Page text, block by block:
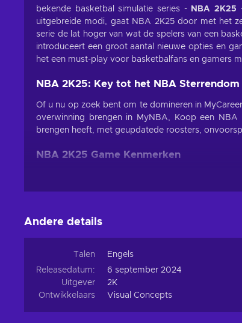
bekende basketbal simulatie series -
NBA 2K25
uitgebreide modi, gaat NBA 2K25 door met het
serie de lat hoger van wat de spelers van een
introduceert een groot aantal nieuwe opties en
het een must-play voor basketbalfans en gamers
NBA 2K25: Key tot het NBA Sterrendom
Of u nu op zoek bent om te domineren in
overwinning brengen in MyNBA, Koop een
brengen heeft, met geupdatede roosters,
NBA 2K25 Game Kenmerken
Kijk eens naar de buitengewone opties die
Verbeterde Balverdediging
positioneren en timing mogelijk maken voor
Shot Block Systeem
geven hoe ze schoten tegengaan, waaronder
animaties.
Defensieve AI-verbeteringen
Andere details
Talen
Engels
Releasedatum:
6 september 2024
Uitgever
2K
Ontwikkelaars
Visual Concepts